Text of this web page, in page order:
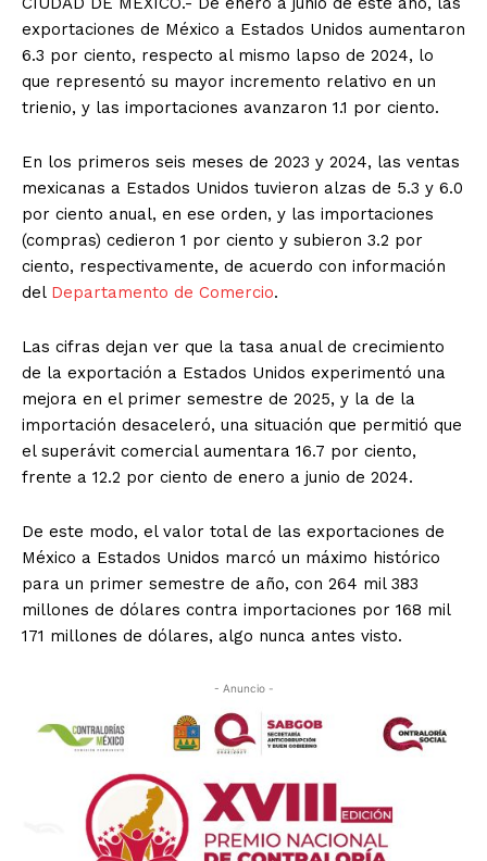
exportaciones de México a Estados Unidos aumentaron
6.3 por ciento, respecto al mismo lapso de 2024, lo
que representó su mayor incremento relativo en un
trienio, y las importaciones avanzaron 1.1 por ciento.
En los primeros seis meses de 2023 y 2024, las ventas
mexicanas a Estados Unidos tuvieron alzas de 5.3 y 6.0
por ciento anual, en ese orden, y las importaciones
(compras) cedieron 1 por ciento y subieron 3.2 por
ciento, respectivamente, de acuerdo con información
del Departamento de Comercio.
Las cifras dejan ver que la tasa anual de crecimiento
de la exportación a Estados Unidos experimentó una
mejora en el primer semestre de 2025, y la de la
importación desaceleró, una situación que permitió que
el superávit comercial aumentara 16.7 por ciento,
frente a 12.2 por ciento de enero a junio de 2024.
De este modo, el valor total de las exportaciones de
México a Estados Unidos marcó un máximo histórico
para un primer semestre de año, con 264 mil 383
millones de dólares contra importaciones por 168 mil
171 millones de dólares, algo nunca antes visto.
- Anuncio -